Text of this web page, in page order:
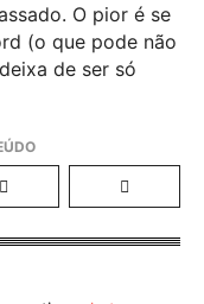
O pior é se
(o que pode não
de ser só